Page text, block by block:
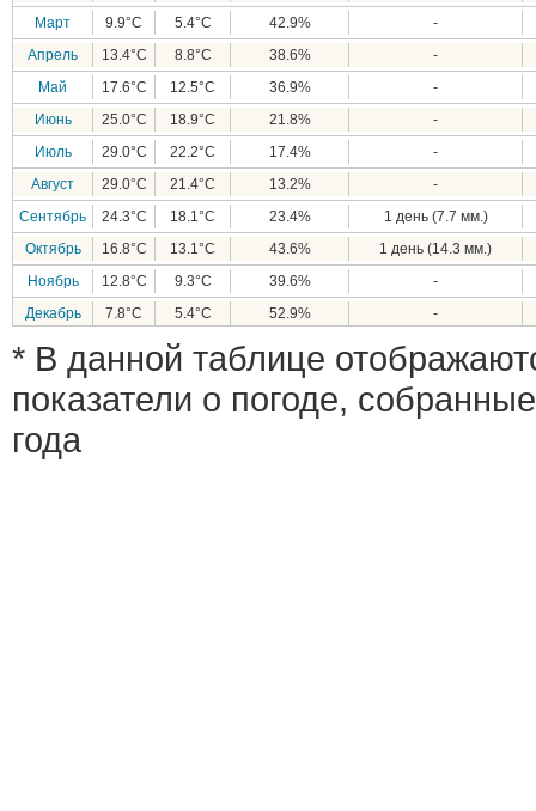
Март
9.9°C 5.4°C 42.9%
-
Апрель
13.4°C 8.8°C 38.6%
-
Май
17.6°C 12.5°C 36.9%
-
Июнь
25.0°C 18.9°C 21.8%
-
Июль
29.0°C 22.2°C 17.4%
-
Август
29.0°C 21.4°C 13.2%
-
Сентябрь
24.3°C 18.1°C 23.4%
1 день (7.7 мм.)
Октябрь
16.8°C 13.1°C 43.6%
1 день (14.3 мм.)
Ноябрь
12.8°C 9.3°C 39.6%
-
Декабрь
7.8°C 5.4°C 52.9% -
* В данной таблице
показатели о погоде,
года